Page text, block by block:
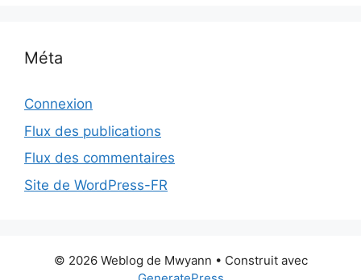
Méta
Connexion
Flux des publications
Flux des commentaires
Site de WordPress-FR
© 2026 Weblog de Mwyann • Construit avec